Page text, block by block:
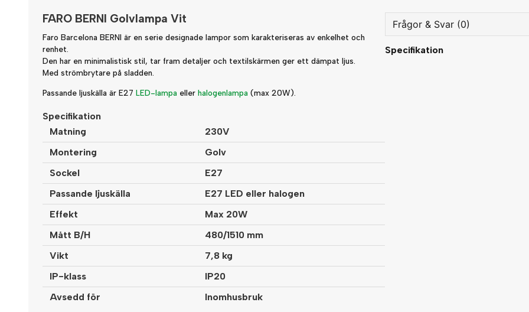
FARO BERNI Golvlampa Vit
Faro Barcelona BERNI är en serie designade lampor som karakteriseras av enkelhet och
renhet.
Den har en minimalistisk stil, tar fram detaljer och textilskärmen ger ett dämpat ljus.
Med strömbrytare på sladden.
Passande ljuskälla är E27 LED-lampa eller halogenlampa (max 20W).
Specifikation
Matning
230V
Montering
Golv
Sockel
E27
Passande ljuskälla
E27 LED eller halogen
Effekt
Max 20W
Mått B/H
480/1510 mm
Vikt
7,8 kg
IP-klass
IP20
Avsedd för
Inomhusbruk
Frågor & Svar (0)
question
Specifikation